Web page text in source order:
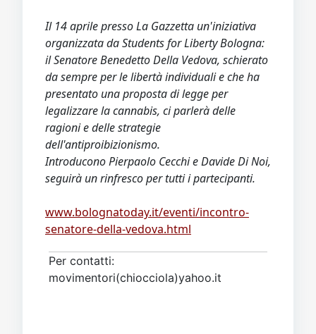
Il 14 aprile presso La Gazzetta un'iniziativa
organizzata da Students for Liberty Bologna:
il Senatore Benedetto Della Vedova, schierato
da sempre per le libertà individuali e che ha
presentato una proposta di legge per
legalizzare la cannabis, ci parlerà delle
ragioni e delle strategie
dell'antiproibizionismo.
Introducono Pierpaolo Cecchi e Davide Di Noi,
seguirà un rinfresco per tutti i partecipanti.
www.bolognatoday.it/eventi/incontro-
senatore-della-vedova.html
Per contatti:
movimentori(chiocciola)yahoo.it